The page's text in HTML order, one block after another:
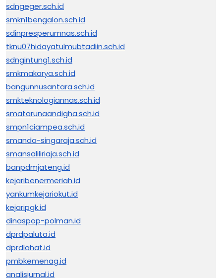
sdngeger.sch.id
smkn1bengalon.sch.id
sdinpresperumnas.sch.id
tknu07hidayatulmubtadiin.sch.id
sdngintung1.sch.id
smkmakarya.sch.id
bangunnusantara.sch.id
smkteknologiannas.sch.id
smatarunaandigha.sch.id
smpn1ciampea.sch.id
smanda-singaraja.sch.id
smansaliliriaja.sch.id
banpdmjateng.id
kejaribenermeriah.id
yankumkejariokut.id
kejaripgk.id
dinaspop-polman.id
dprdpaluta.id
dprdlahat.id
pmbkemenag.id
analisjurnal.id